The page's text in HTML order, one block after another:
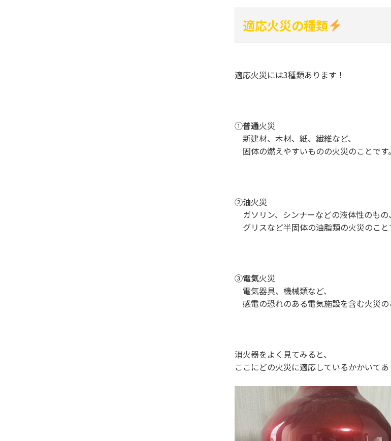
適応火災の種類
適応火災には3種類あります！
①普通火災
新建材、木材、紙、繊維など、
固体の燃えやすいものの火災のことです。
②油火災
ガソリン、シンナーなどの液体性のもの、
グリスなど半固体の油脂類の火災のこと
③電気火災
電気器具、機械類など、
感電の恐れのある電気施設を含む火災の
消火器をよく見てみると、
ここにどの火災に適応しているかかいて